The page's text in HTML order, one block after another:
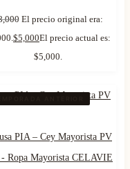
El precio original era:
$5,000El precio actual es:
$5,000.